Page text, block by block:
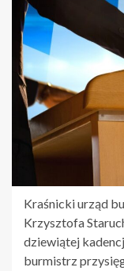
Kraśnicki urząd
Krzysztofa
dziewiątej
burmistrz